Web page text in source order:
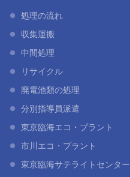
処理の流れ
収集運搬
中間処理
リサイクル
廃電池類の処理
分別指導員派遣
東京臨海エコ・プラント
市川エコ・プラント
東京臨海サテライトセンター